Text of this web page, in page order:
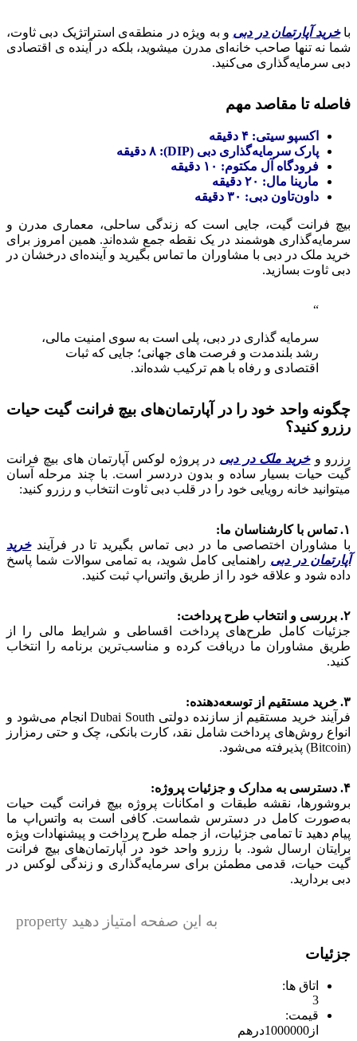
باخرید آپارتمان در دبی و به‌ ویژه در منطقه‌ی استراتژیک دبی ثاوت،
شما نه تنها صاحب خانه‌ای مدرن میشوید، بلکه در آینده‌ ی اقتصادی
دبی سرمایه‌گذاری می‌کنید.
فاصله تا مقاصد مهم
اکسپو سیتی: ۴ دقیقه
پارک سرمایه‌گذاری دبی (DIP): ۸ دقیقه
فرودگاه آل مکتوم: ۱۰ دقیقه
مارینا مال: ۲۰ دقیقه
داون‌تاون دبی: ۳۰ دقیقه
بیچ فرانت گیت، جایی است که زندگی ساحلی، معماری مدرن و
سرمایه‌گذاری هوشمند در یک نقطه جمع شده‌اند. همین امروز برای
خرید ملک در دبی با مشاوران ما تماس بگیرید و آینده‌ای درخشان در
دبی ثاوت بسازید.
سرمایه‌ گذاری در دبی، پلی است به سوی امنیت مالی،
رشد بلندمدت و فرصت‌ های جهانی؛ جایی که ثبات
اقتصادی و رفاه با هم ترکیب شده‌اند.
چگونه واحد خود را در آپارتمان‌های بیچ فرانت گیت حیات
رزرو کنید؟
رزرو وخرید ملک در دبی در پروژه لوکس آپارتمان‌ های بیچ فرانت
گیت حیات بسیار ساده و بدون دردسر است. با چند مرحله آسان
میتوانید خانه رویایی خود را در قلب دبی ثاوت انتخاب و رزرو کنید:
۱. تماس با کارشناسان ما:
با مشاوران اختصاصی ما در دبی تماس بگیرید تا در فرآیندخرید
آپارتمان در دبی راهنمایی کامل شوید، به تمامی سوالات شما پاسخ
داده شود و علاقه خود را از طریق واتس‌اپ ثبت کنید.
۲. بررسی و انتخاب طرح پرداخت:
جزئیات کامل طرح‌های پرداخت اقساطی و شرایط مالی را از
طریق مشاوران ما دریافت کرده و مناسب‌ترین برنامه را انتخاب
کنید.
۳. خرید مستقیم از توسعه‌دهنده:
فرآیند خرید مستقیم از سازنده دولتی Dubai South انجام می‌شود و
انواع روش‌های پرداخت شامل نقد، کارت بانکی، چک و حتی رمزارز
(Bitcoin) پذیرفته می‌شود.
۴. دسترسی به مدارک و جزئیات پروژه:
بروشورها، نقشه طبقات و امکانات پروژه بیچ فرانت گیت حیات
به‌صورت کامل در دسترس شماست. کافی است به واتس‌اپ ما
پیام دهید تا تمامی جزئیات، از جمله طرح پرداخت و پیشنهادات ویژه
برایتان ارسال شود. با رزرو واحد خود در آپارتمان‌های بیچ فرانت
گیت حیات، قدمی مطمئن برای سرمایه‌گذاری و زندگی لوکس در
دبی بردارید.
به این صفحه امتیاز دهید property
جزئیات
اتاق ها:
3
قیمت:
از 1000000درهم